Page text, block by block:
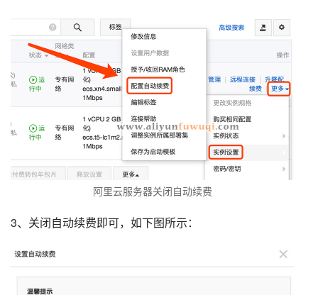
阿里云服务器关闭自动续费
3、关闭自动续费即可，如下图所示：